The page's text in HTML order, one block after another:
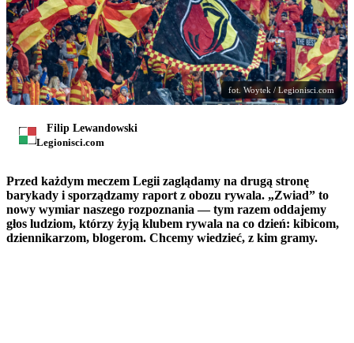
fot. Woytek / Legionisci.com
Filip Lewandowski
Legionisci.com
Przed każdym meczem Legii zaglądamy na drugą stronę
barykady i sporządzamy raport z obozu rywala. „Zwiad” to
nowy wymiar naszego rozpoznania — tym razem oddajemy
głos ludziom, którzy żyją klubem rywala na co dzień: kibicom,
dziennikarzom, blogerom. Chcemy wiedzieć, z kim gramy.